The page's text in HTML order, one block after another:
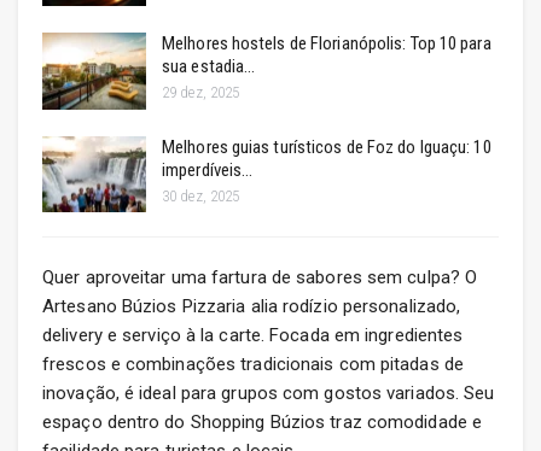
Melhores hostels de Florianópolis: Top 10 para
sua estadia…
29 dez, 2025
Melhores guias turísticos de Foz do Iguaçu: 10
imperdíveis…
30 dez, 2025
Quer aproveitar uma fartura de sabores sem culpa? O
Artesano Búzios Pizzaria alia rodízio personalizado,
delivery e serviço à la carte. Focada em ingredientes
frescos e combinações tradicionais com pitadas de
inovação, é ideal para grupos com gostos variados. Seu
espaço dentro do Shopping Búzios traz comodidade e